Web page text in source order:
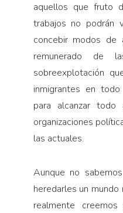
aquellos que fruto
trabajos no podrán
concebir modos de
remunerado de
sobreexplotación
inmigrantes en
para alcanzar todo
organizaciones
las actuales.
Aunque no
heredarles un
realmente